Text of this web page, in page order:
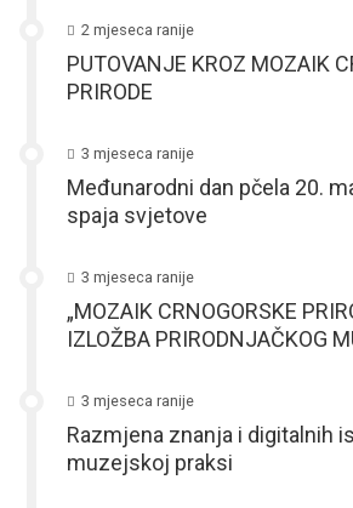
2 mjeseca ranije
PUTOVANJE KROZ MOZAIK
PRIRODE
3 mjeseca ranije
Međunarodni dan pčela 20.
spaja svjetove
3 mjeseca ranije
„MOZAIK CRNOGORSKE
IZLOŽBA PRIRODNJAČKOG
3 mjeseca ranije
Razmjena znanja i digitalnih
muzejskoj praksi